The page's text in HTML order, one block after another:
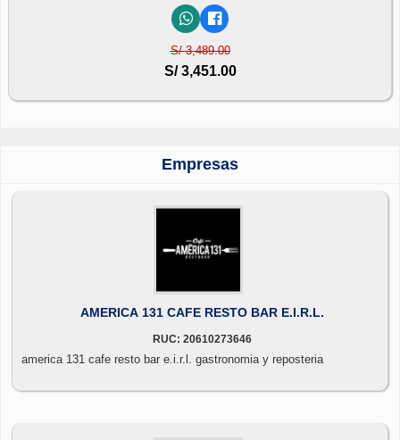
S/ 3,489.00
S/ 3,451.00
Empresas
AMERICA 131 CAFE RESTO BAR E.I.R.L.
RUC: 20610273646
america 131 cafe resto bar e.i.r.l. gastronomia y reposteria